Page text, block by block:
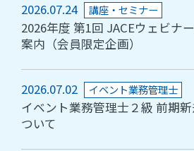
2026.07.24 講座・セミナー
2026年度 第1回 JACEウェビナ
案内（会員限定企画）
2026.07.02 イベント業務管理士
イベント業務管理士２級 前期
ついて